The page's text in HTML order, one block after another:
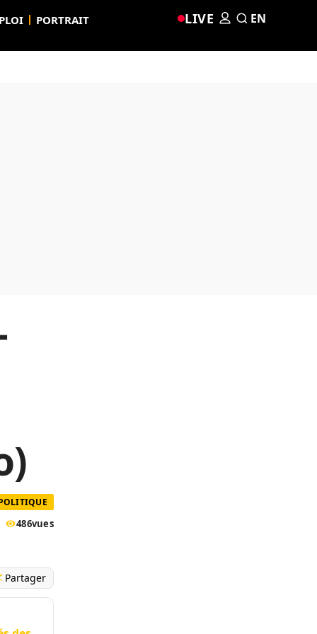
PORTRAIT LIVE EN
486vues
Partager